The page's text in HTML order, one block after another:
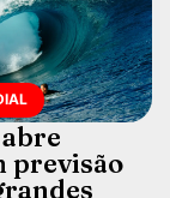
previsão